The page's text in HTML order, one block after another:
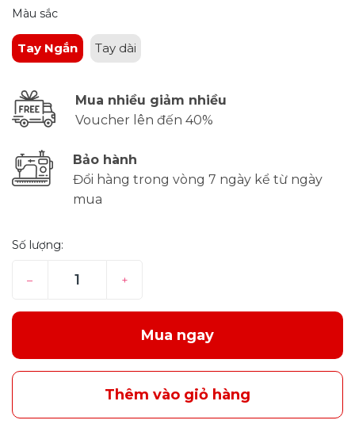
Màu sắc
Tay Ngắn Tay dài
Mua nhiều giảm nhiều
Voucher lên đến 40%
Bảo hành
Đổi hàng trong vòng 7 ngày kể từ ngày
mua
Số lượng:
– +
Mua ngay
Thêm vào giỏ hàng